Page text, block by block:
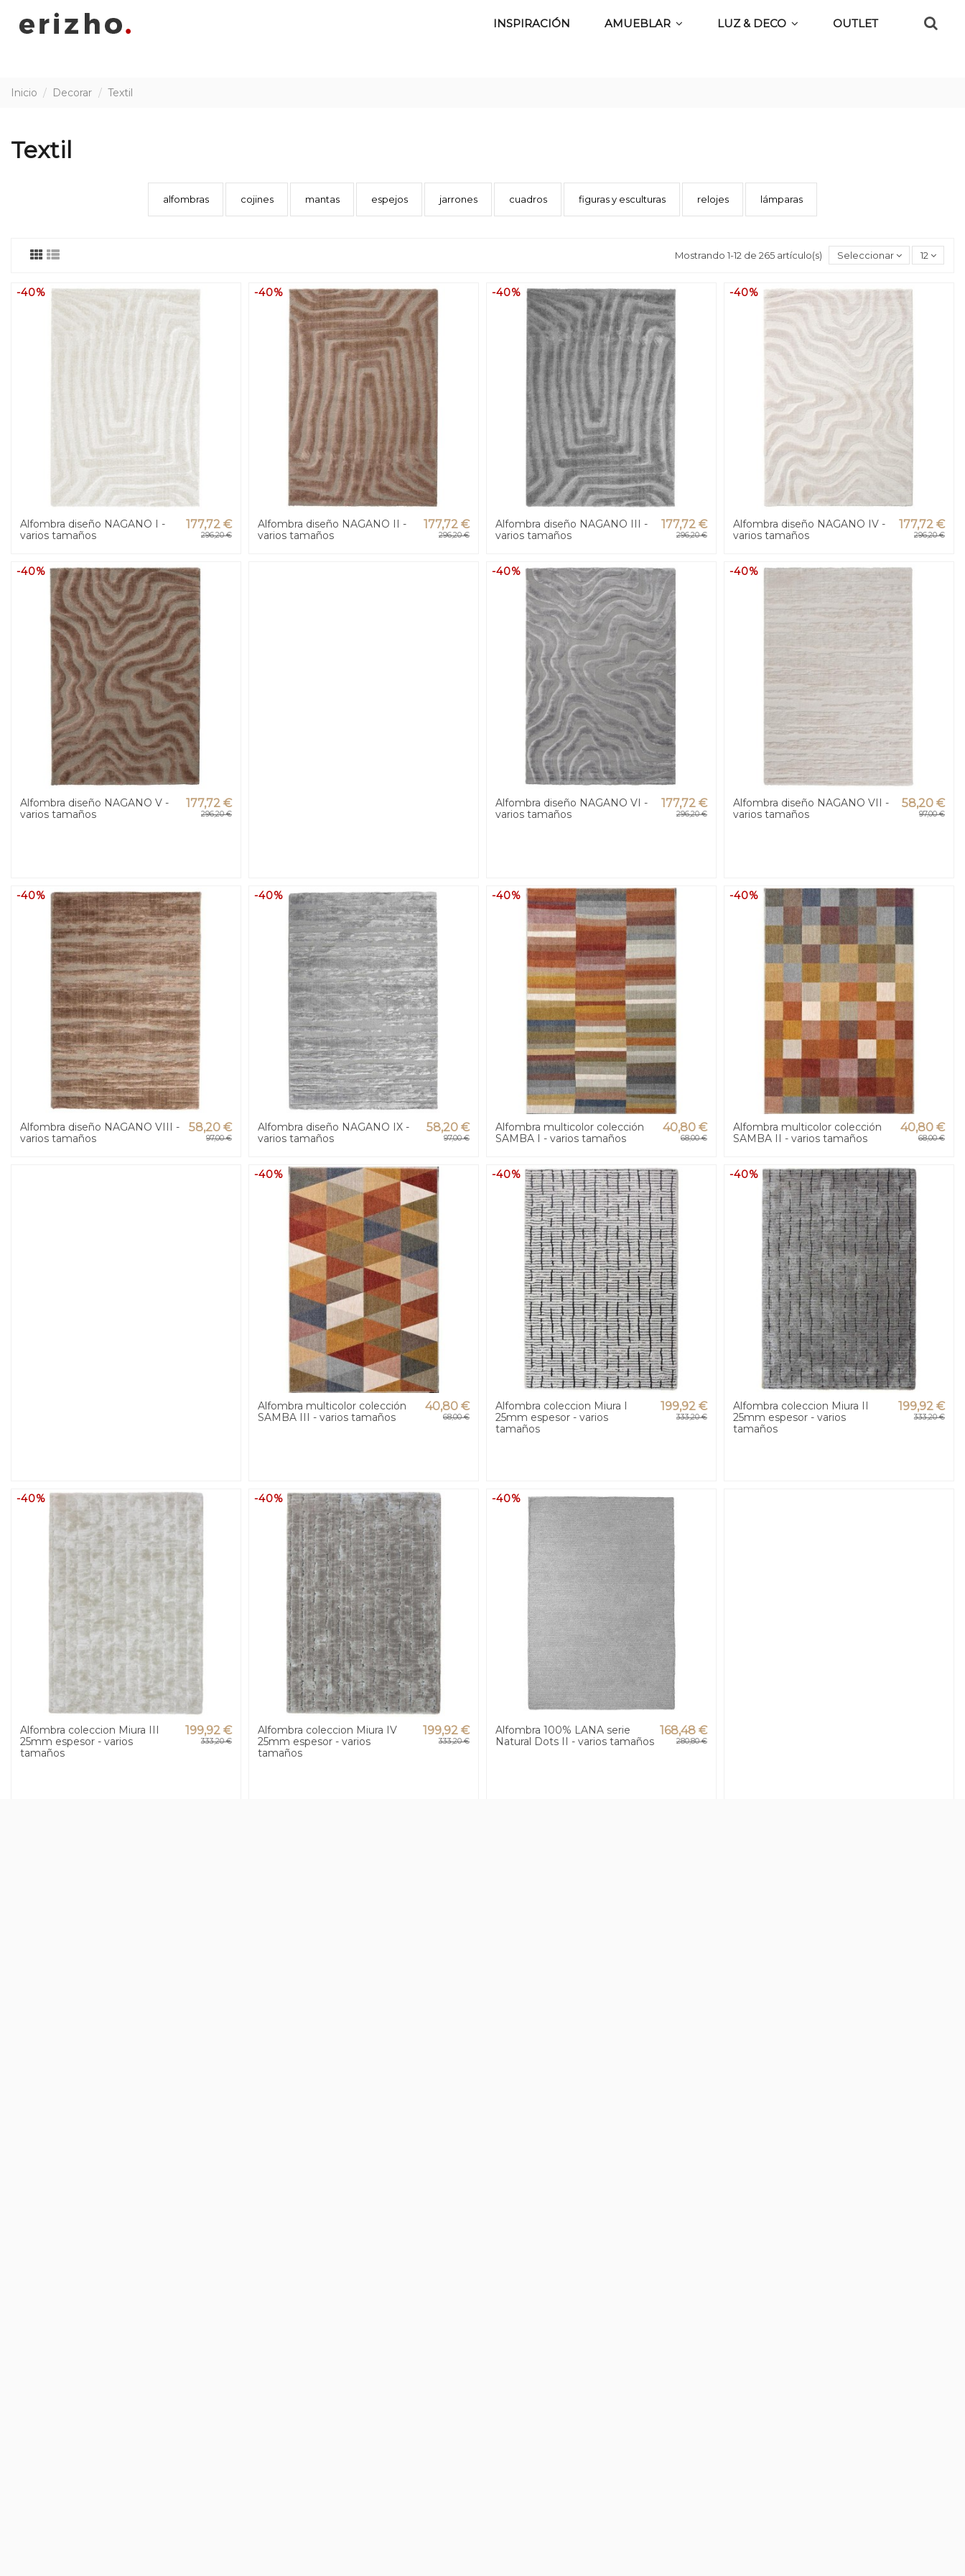
INSPIRACIÓN AMUEBLAR LUZ & DECO OUTLET
Inicio Decorar Textil
Textil
alfombras cojines mantas espejos jarrones cuadros figuras y esculturas relojes lámparas
Mostrando 1-12 de 265 artículo(s) Seleccionar 12
-40%
Alfombra diseño NAGANO I -
varios tamaños
177,72 €
296,20 €
-40%
Alfombra diseño NAGANO II -
varios tamaños
177,72 €
296,20 €
-40%
Alfombra diseño NAGANO III -
varios tamaños
177,72 €
296,20 €
-40%
Alfombra diseño NAGANO IV -
varios tamaños
177,72 €
296,20 €
-40%
Alfombra diseño NAGANO V -
varios tamaños
177,72 €
296,20 €
-40%
Alfombra diseño NAGANO VI -
varios tamaños
177,72 €
296,20 €
-40%
Alfombra diseño NAGANO VII -
varios tamaños
58,20 €
97,00 €
-40%
Alfombra diseño NAGANO VIII -
varios tamaños
58,20 €
97,00 €
-40%
Alfombra diseño NAGANO IX -
varios tamaños
58,20 €
97,00 €
-40%
Alfombra multicolor colección
SAMBA I - varios tamaños
40,80 €
68,00 €
-40%
Alfombra multicolor colección
SAMBA II - varios tamaños
40,80 €
68,00 €
-40%
Alfombra multicolor colección
SAMBA III - varios tamaños
40,80 €
68,00 €
-40%
Alfombra coleccion Miura I
25mm espesor - varios
tamaños
199,92 €
333,20 €
-40%
Alfombra coleccion Miura II
25mm espesor - varios
tamaños
199,92 €
333,20 €
-40%
Alfombra coleccion Miura III
25mm espesor - varios
tamaños
199,92 €
333,20 €
-40%
Alfombra coleccion Miura IV
25mm espesor - varios
tamaños
199,92 €
333,20 €
-40%
Alfombra 100% LANA serie
Natural Dots II - varios tamaños
168,48 €
280,80 €